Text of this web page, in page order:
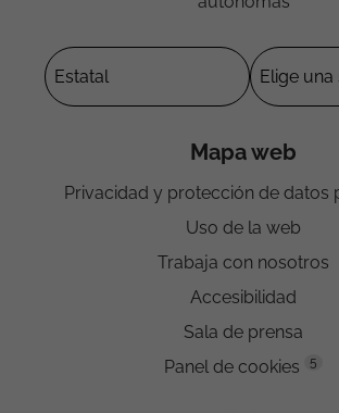
Mapa web
Privacidad y protección de datos
Uso de la web
Trabaja con nosotros
Accesibilidad
Sala de prensa
Panel de cookies
5